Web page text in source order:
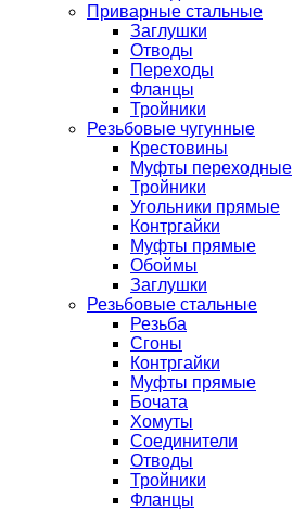
Приварные стальные
Заглушки
Отводы
Переходы
Фланцы
Тройники
Резьбовые чугунные
Крестовины
Муфты переходные
Тройники
Угольники прямые
Контргайки
Муфты прямые
Обоймы
Заглушки
Резьбовые стальные
Резьба
Сгоны
Контргайки
Муфты прямые
Бочата
Хомуты
Соединители
Отводы
Тройники
Фланцы